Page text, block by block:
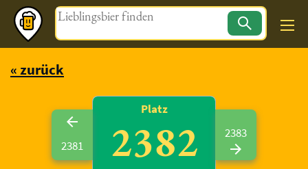
Magazin
« zurück
2381
Platz
2382 2383